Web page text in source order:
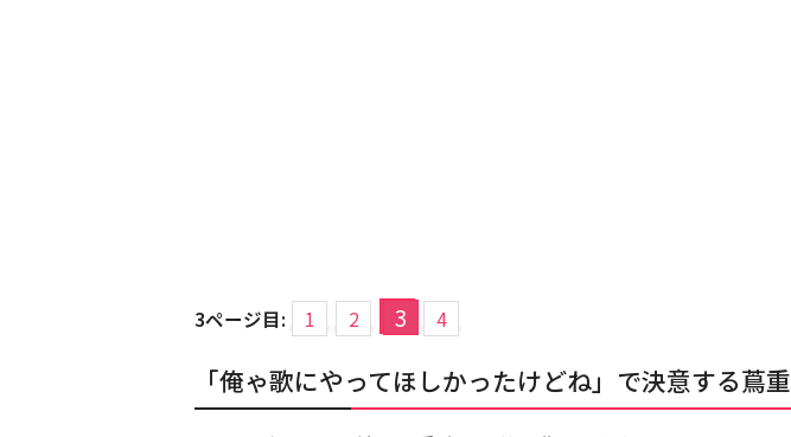
3ページ目: 1 2 3 4
「俺ゃ歌にやってほしかったけどね」で決意する蔦重